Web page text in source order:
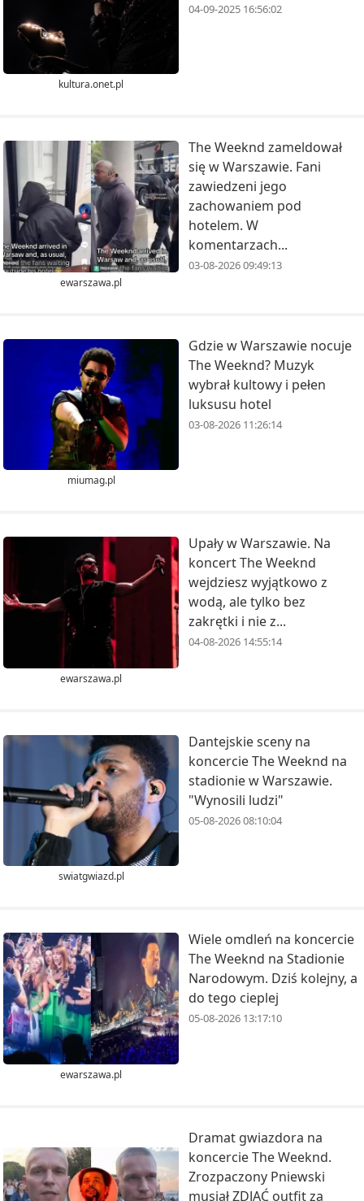
kultura.onet.pl
04-09-2025 16:56:02
ewarszawa.pl
The Weeknd zameldował
się w Warszawie. Fani
zawiedzeni jego
zachowaniem pod
hotelem. W
komentarzach...
03-08-2026 09:49:13
miumag.pl
Gdzie w Warszawie nocuje
The Weeknd? Muzyk
wybrał kultowy i pełen
luksusu hotel
03-08-2026 11:26:14
ewarszawa.pl
Upały w Warszawie. Na
koncert The Weeknd
wejdziesz wyjątkowo z
wodą, ale tylko bez
zakrętki i nie z...
04-08-2026 14:55:14
swiatgwiazd.pl
Dantejskie sceny na
koncercie The Weeknd na
stadionie w Warszawie.
"Wynosili ludzi"
05-08-2026 08:10:04
ewarszawa.pl
Wiele omdleń na koncercie
The Weeknd na Stadionie
Narodowym. Dziś kolejny, a
do tego cieplej
05-08-2026 13:17:10
Dramat gwiazdora na
koncercie The Weeknd.
Zrozpaczony Pniewski
musiał ZDJĄĆ outfit za